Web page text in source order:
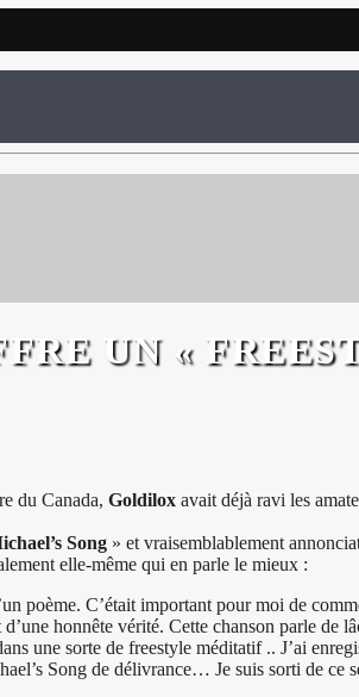
UN «
du Canada, Goldilox avait déjà ravi les
Song » et vraisemblablement
elle-même qui en parle le mieux :
poème. C’était important pour moi de
honnête vérité. Cette chanson parle
une sorte de freestyle méditatif .. J’ai
Song de délivrance… Je suis sorti de ce